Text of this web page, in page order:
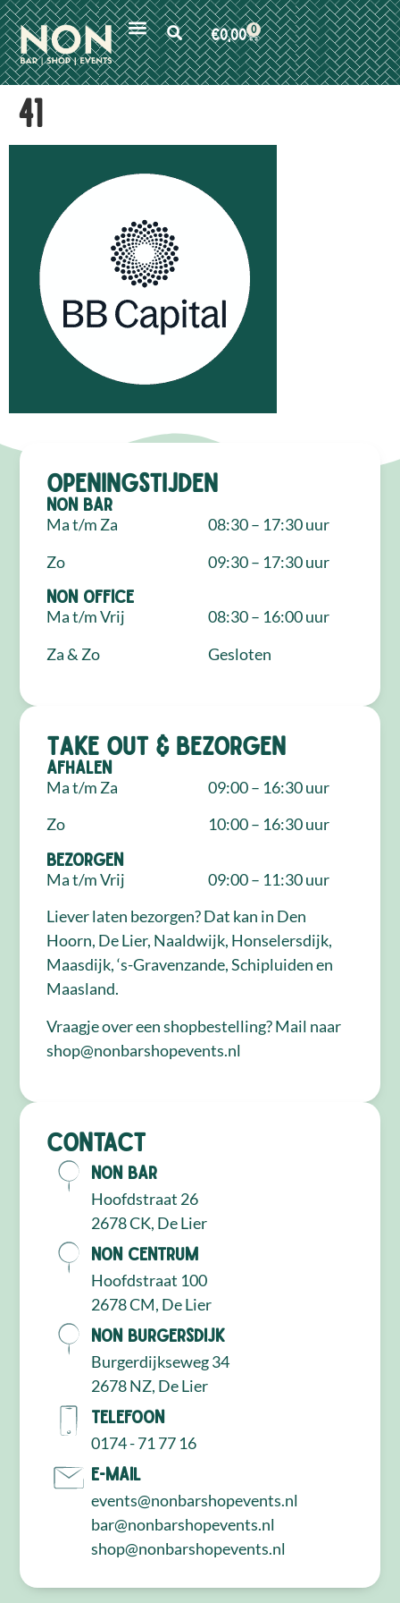
€0,00 0
41
Openingstijden
NON Bar
Ma t/m Za
Zo
08:30 – 17:30 uur
09:30 – 17:30 uur
NON Office
Ma t/m Vrij
Za & Zo
08:30 – 16:00 uur
Gesloten
Take out & bezorgen
Afhalen
Ma t/m Za
Zo
09:00 – 16:30 uur
10:00 – 16:30 uur
Bezorgen
Ma t/m Vrij
09:00 – 11:30 uur
Liever laten bezorgen? Dat kan in Den
Hoorn, De Lier, Naaldwijk, Honselersdijk,
Maasdijk, ‘s-Gravenzande, Schipluiden en
Maasland.
Vraagje over een shopbestelling? Mail naar
shop@nonbarshopevents.nl
Contact
NON Bar
Hoofdstraat 26
2678 CK, De Lier
NON Centrum
Hoofdstraat 100
2678 CM, De Lier
NON Burgersdijk
Burgerdijkseweg 34
2678 NZ, De Lier
Telefoon
0174 - 71 77 16
E-mail
events@nonbarshopevents.nl
bar@nonbarshopevents.nl
shop@nonbarshopevents.nl